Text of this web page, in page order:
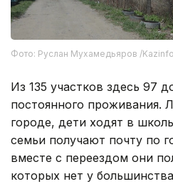
Фото: Руслан Мухамедьяров /
Из 135 участков здесь 97
постоянного проживания.
городе, дети ходят в
семьи получают почту по
вместе с переездом они
которых нет у